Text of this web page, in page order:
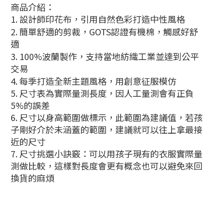
商品介紹：
1.設計師印花布，引用自然色彩打造中性風格
2.簡單舒適的剪裁， GOTS認證有機棉，觸感好舒
適
3. 100%波蘭製作，支持當地紡織工業並達到公平
交易
4.每季打造全新主題風格，用創意征服模仿
5. 尺寸表為實際量測長度，因人工量測會有正負
5%的誤差
6. 尺寸以身高範圍做標示，此範圍為建議值，若孩
子剛好介於未涵蓋的範圍，建議就可以往上拿最接
近的尺寸
7. 尺寸挑選小訣竅：可以用孩子現有的衣服實際量
測做比較，這樣對長度會更有概念也可以避免來回
換貨的麻煩